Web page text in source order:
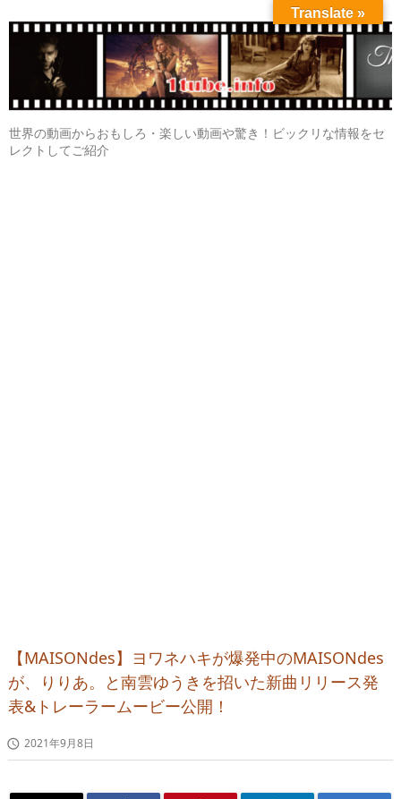
世界の動画からおもしろ・楽しい動画や驚き！ビックリな情報をセ
レクトしてご紹介
【MAISONdes】ヨワネハキが爆発中のMAISONdes
が、りりあ。と南雲ゆうきを招いた新曲リリース発
表&トレーラームービー公開！
 2021年9月8日
Translate »